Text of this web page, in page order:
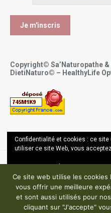
Confidentialité et cookies : ce
utiliser ce site Web, vous
consultez :En savoir plus
Copyright© Sa’Naturopathe
DietiNaturo© – HealthyLife
Copyright ©
Sana Bel Hassin
Mentions légales –
Ce site web utilise les
vous offrir une meilleure
et sont aussi utilisés pour
cliquant sur "J'accepte"